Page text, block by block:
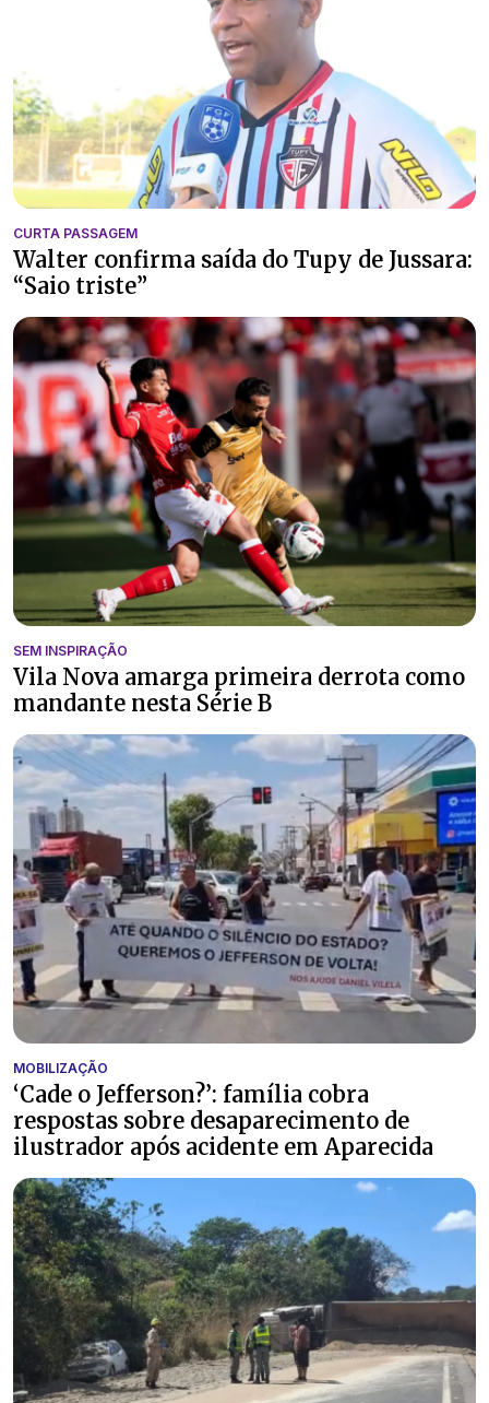
CURTA PASSAGEM
Walter confirma saída do Tupy de Jussara:
“Saio triste”
SEM INSPIRAÇÃO
Vila Nova amarga primeira derrota como
mandante nesta Série B
MOBILIZAÇÃO
‘Cade o Jefferson?’: família cobra
respostas sobre desaparecimento de
ilustrador após acidente em Aparecida